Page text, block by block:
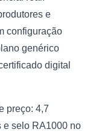
e
configuração
genérico
digital
preço: 4,7
e selo RA1000 no